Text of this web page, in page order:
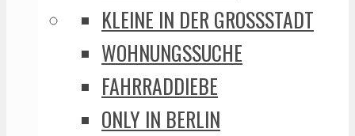
KLEINE IN DER GROSSSTADT
WOHNUNGSSUCHE
FAHRRADDIEBE
ONLY IN BERLIN